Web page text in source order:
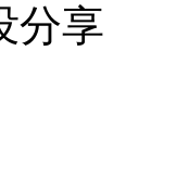
分享